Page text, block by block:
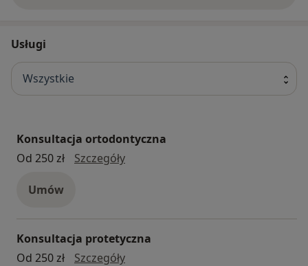
Usługi
Wszystkie
Konsultacja ortodontyczna
Od 250 zł
Szczegółykonsultacja ortodontyczna
Umów
Konsultacja protetyczna
Od 250 zł
Szczegółykonsultacja protetyczna